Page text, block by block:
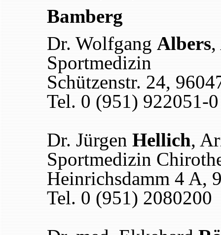
Bamberg
Dr. Wolfgang Albers,
Sportmedizin
Schützenstr. 24,
Tel. 0 (951) 922051-0
Dr. Jürgen Hellich,
Sportmedizin
Heinrichsdamm 4 A,
Tel. 0 (951) 2080200